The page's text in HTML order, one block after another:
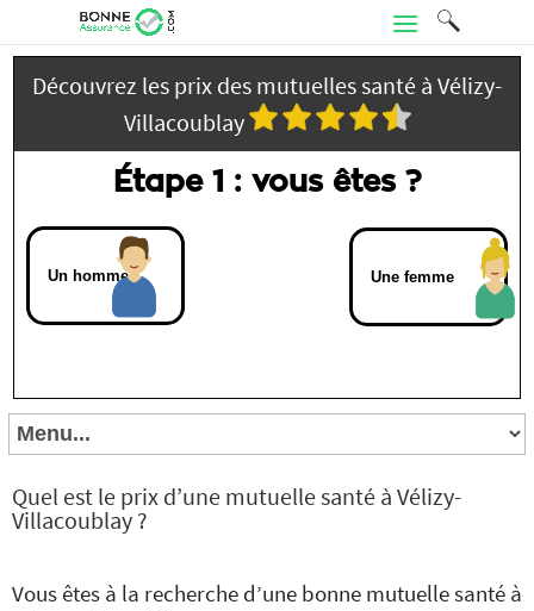
Découvrez les prix des mutuelles santé à Vélizy-
Villacoublay
Étape 1 : vous êtes ?
Un homme Une femme
Quel est le prix d’une mutuelle santé à Vélizy-
Villacoublay ?
Vous êtes à la recherche d’une bonne mutuelle santé à